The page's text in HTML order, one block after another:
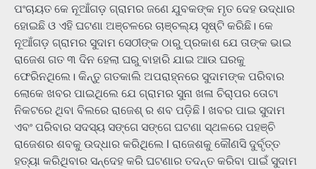
ପଂଚାୟତ କେ ନୂଆଁଗଡ଼ ଗ୍ରାମର ଜଣେ ଯୁବକଙ୍କ ମୃତ ଦେହ ଉଦ୍ଧାର
ହୋଇଛି ଓ ଏହି ଘଟଣା ଅଞ୍ଚଳରେ ଚାଞ୍ଚଲ୍ୟ ସୃଷ୍ଟି କରିଛି। କେ
ନୂଆଁଗଡ଼ ଗ୍ରାମର ସୁଦାମ ସେଠୀଙ୍କ ଠାରୁ ପ୍ରକାଶ ଯେ ତାଙ୍କ ଭାଇ
ରାଜେଶ ଗତ ୩ ଦିନ ହେଲା ଘରୁ ବାହାରି ଯାଇ ଆଉ ଘରକୁ
ଫେରିନଥିଲେ। କିନ୍ତୁ ଗତକାଲି ଅପରାହ୍ନରେ ସୁଦାମଙ୍କ ପରିବାର
ଲୋକେ ଖବର ପାଇଥିଲେ ଯେ ଗ୍ରାମର ସୁନା ଖଳା ଚିରା଼ପର ତୋଟା
ନିକଟରେ ଥିବା ବିଲରେ ରାଜେଶ୍ ର ଶବ ପଡ଼ିଛି I ଖବର ପାଇ ସୁଦାମ
ଏବଂ ପରିବାର ସଦସ୍ୟ ସଙ୍ଗେ ସଙ୍ଗେ ଘଟଣା ସ୍ଥଳରେ ପହଞ୍ଚି
ରାଜେଶର ଶବକୁ ଉଦ୍ଧାର କରିଥିଲେ I ରାଜେଶକୁ କୌଣସି ଦୁର୍ବୃତ୍ତ
ହତ୍ୟା କରିଥିବାର ସନ୍ଦେହ କରି ଘଟଣାର ତଦନ୍ତ କରିବା ପାଇଁ ସୁଦାମ